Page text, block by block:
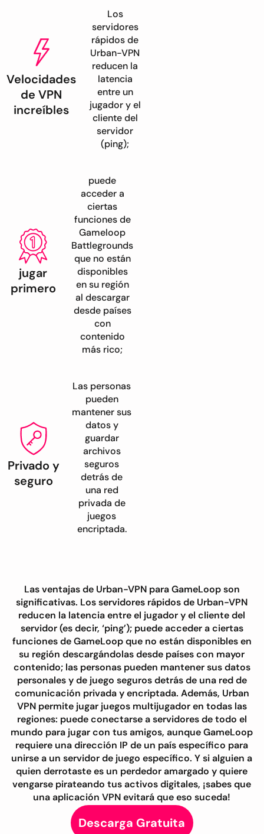
Velocidades
de VPN
increíbles
Los
servidores
rápidos de
Urban-VPN
reducen la
latencia
entre un
jugador y el
cliente del
servidor
(ping);
jugar
primero
puede
acceder a
ciertas
funciones de
Gameloop
Battlegrounds
que no están
disponibles
en su región
al descargar
desde países
con
contenido
más rico;
Privado y
seguro
Las personas
pueden
mantener sus
datos y
guardar
archivos
seguros
detrás de
una red
privada de
juegos
encriptada.
Las ventajas de Urban-VPN para GameLoop son
significativas. Los servidores rápidos de Urban-VPN
reducen la latencia entre el jugador y el cliente del
servidor (es decir, ‘ping’); puede acceder a ciertas
funciones de GameLoop que no están disponibles en
su región descargándolas desde países con mayor
contenido; las personas pueden mantener sus datos
personales y de juego seguros detrás de una red de
comunicación privada y encriptada. Además, Urban
VPN permite jugar juegos multijugador en todas las
regiones: puede conectarse a servidores de todo el
mundo para jugar con tus amigos, aunque GameLoop
requiere una dirección IP de un país específico para
unirse a un servidor de juego específico. Y si alguien a
quien derrotaste es un perdedor amargado y quiere
vengarse pirateando tus activos digitales, ¡sabes que
una aplicación VPN evitará que eso suceda!
Descarga Gratuita